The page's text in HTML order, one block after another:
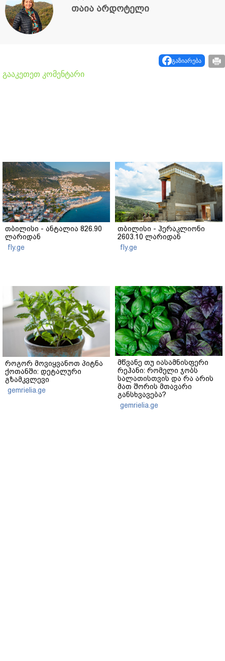
თაია არდოტელი
გაზიარება
გააკეთეთ კომენტარი
თბილისი - ანტალია 826.90
ლარიდან
fly.ge
თბილისი - ჰერაკლიონი
2603.10 ლარიდან
fly.ge
როგორ მოვიყვანოთ პიტნა
ქოთანში: დეტალური
გზამკვლევი
gemrielia.ge
მწვანე თუ იასამნისფერი
რეჰანი: რომელი ჯობს
სალათისთვის და რა არის
მათ შორის მთავარი
განსხვავება?
gemrielia.ge